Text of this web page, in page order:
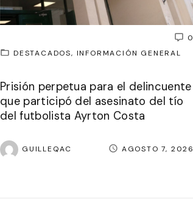
0
DESTACADOS
INFORMACIÓN GENERAL
Prisión perpetua para el delincuente
que participó del asesinato del tío
del futbolista Ayrton Costa
GUILLEQAC AGOSTO 7, 2026